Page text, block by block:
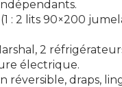
: 2 lits 90×200
2
électrique.
réversible, draps,